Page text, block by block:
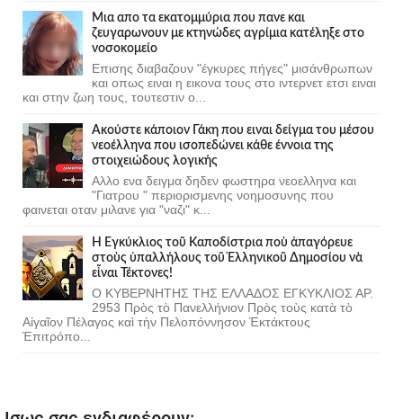
Μια απο τα εκατομμύρια που πανε και
ζευγαρωνουν με κτηνώδες αγρίμια κατέληξε στο
νοσοκομείο
Επισης διαβαζουν "έγκυρες πήγες" μισάνθρωπων
και οπως ειναι η εικονα τους στο ιντερνετ ετσι ειναι
και στην ζωη τους, τουτεστιν ο...
Ακούστε κάποιον Γάκη που ειναι δείγμα του μέσου
νεοέλληνα που ισοπεδώνει κάθε έννοια της
στοιχειώδους λογικής
Αλλο ενα δειγμα δηδεν φωστηρα νεοελληνα και
"Γιατρου " περιορισμενης νοημοσυνης που
φαινεται οταν μιλανε για "ναζι" κ...
Ἡ Ἐγκύκλιος τοῦ Καποδίστρια ποὺ ἀπαγόρευε
στοὺς ὑπαλλήλους τοῦ Ἑλληνικοῦ Δημοσίου νὰ
εἶναι Τέκτονες!
Ο ΚΥΒΕΡΝΗΤΗΣ ΤΗΣ ΕΛΛΑΔΟΣ ΕΓΚΥΚΛΙΟΣ ΑΡ.
2953 Πρὸς τὸ Πανελλήνιον Πρὸς τοὺς κατὰ τὸ
Αἰγαῖον Πέλαγος καὶ τὴν Πελοπόννησον Ἐκτάκτους
Ἐπιτρόπο...